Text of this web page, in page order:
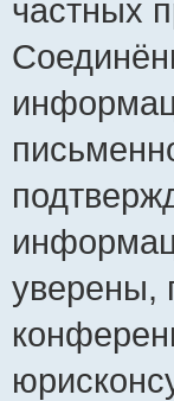
частных
уверены,